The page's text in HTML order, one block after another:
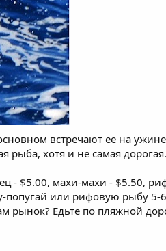
встречают ее на
рыба, хотя и не самая
- $5.00, махи-махи - $5.50,
или рифовую рыбу
рынок? Едьте по пляжной